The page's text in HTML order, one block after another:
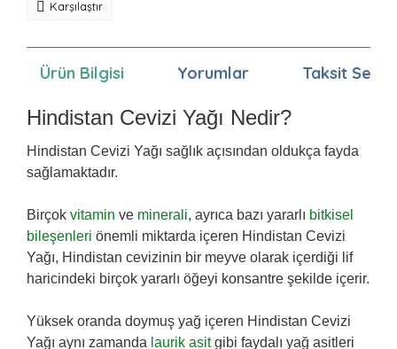
Karşılaştır
Ürün Bilgisi Yorumlar Taksit
Hindistan Cevizi Yağı Nedir?
Hindistan Cevizi Yağı sağlık açısından oldukça fayda
sağlamaktadır.
Birçok vitamin ve minerali, ayrıca bazı yararlı bitkisel
bileşenleri önemli miktarda içeren Hindistan Cevizi
Yağı, Hindistan cevizinin bir meyve olarak içerdiği lif
haricindeki birçok yararlı öğeyi konsantre şekilde içerir.
Yüksek oranda doymuş yağ içeren Hindistan Cevizi
Yağı aynı zamanda laurik asitgibi faydalı yağ asitleri